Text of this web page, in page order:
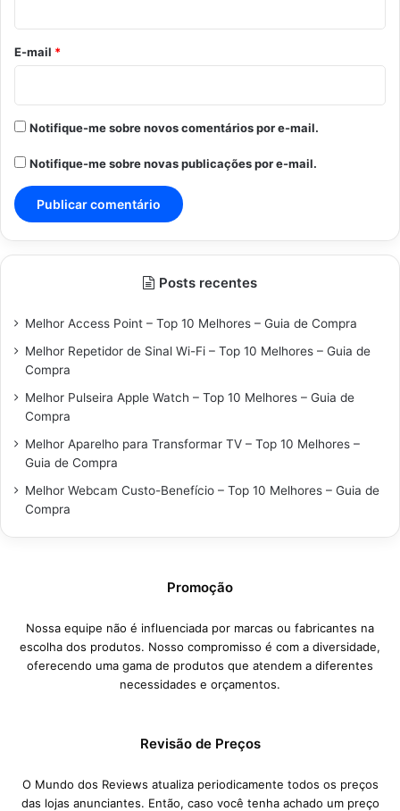
o
*
E-mail *
Notifique-me sobre novos comentários por e-mail.
Notifique-me sobre novas publicações por e-mail.
Posts recentes
Melhor Access Point – Top 10 Melhores – Guia de Compra
Melhor Repetidor de Sinal Wi-Fi – Top 10 Melhores – Guia de
Compra
Melhor Pulseira Apple Watch – Top 10 Melhores – Guia de
Compra
Melhor Aparelho para Transformar TV – Top 10 Melhores –
Guia de Compra
Melhor Webcam Custo-Benefício – Top 10 Melhores – Guia de
Compra
Promoção
Nossa equipe não é influenciada por marcas ou fabricantes na
escolha dos produtos. Nosso compromisso é com a diversidade,
oferecendo uma gama de produtos que atendem a diferentes
necessidades e orçamentos.
Revisão de Preços
O Mundo dos Reviews atualiza periodicamente todos os preços
das lojas anunciantes. Então, caso você tenha achado um preço